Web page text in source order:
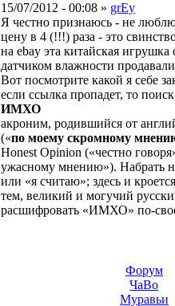
15/07/2012 - 00:08 » grEy
Я честно признаюсь - не
цену в 4 (!!!) раза - это
на ebay эта китайская
датчиком влажности
Вот посмотрите какой я себе
если ссылка пропадет, то
ИМХО
акроним, родившийся от
(«по моему скромному
Honest Opinion («честно
ужасному мнению»). Набрать
или «я считаю»; здесь и
тем, великий и могучий
расшифровать «ИМХО» по-
Форум
ЧаВо
Муравьи